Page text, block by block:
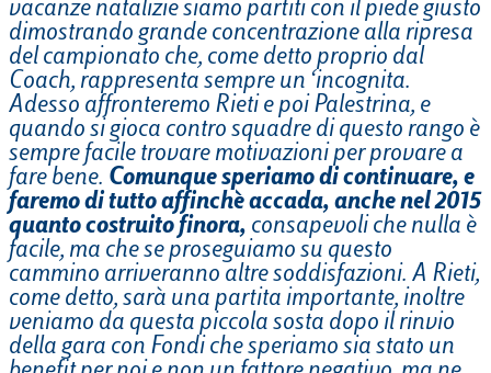
vacanze natalizie siamo partiti con il piede giusto
dimostrando grande concentrazione alla ripresa
del campionato che, come detto proprio dal
Coach, rappresenta sempre un ‘incognita.
Adesso affronteremo Rieti e poi Palestrina, e
quando si gioca contro squadre di questo rango è
sempre facile trovare motivazioni per provare a
fare bene. Comunque speriamo di continuare, e
faremo di tutto affinchè accada, anche nel 2015
quanto costruito finora, consapevoli che nulla è
facile, ma che se proseguiamo su questo
cammino arriveranno altre soddisfazioni. A Rieti,
come detto, sarà una partita importante, inoltre
veniamo da questa piccola sosta dopo il rinvio
della gara con Fondi che speriamo sia stato un